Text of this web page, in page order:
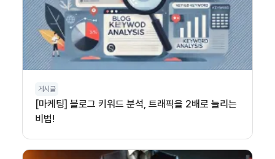
게시글
[마케팅] 블로그 키워드 분석, 트래픽을 2배로 늘리는
비법!